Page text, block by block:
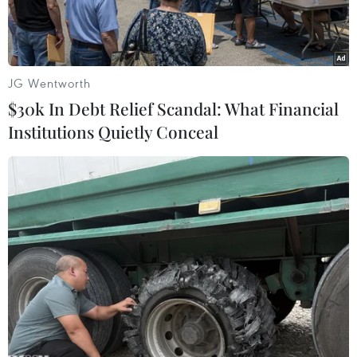
(Nguồn: The Guardian/TTXVN)
Ngày 9/4, Tổ chức Y tế Thế giới (WHO) cho biết
Australia đã xuất khẩu dưa lưới nhiễm vi khuẩn
đường ruột Listeria monocytogenes sang 9 nước
và vùng lãnh thổ.
Trong một tuyên bố, WHO xác nhận rằng dưa
JG Wentworth
$30k In Debt Relief Scandal: What Financial
Institutions Quietly Conceal